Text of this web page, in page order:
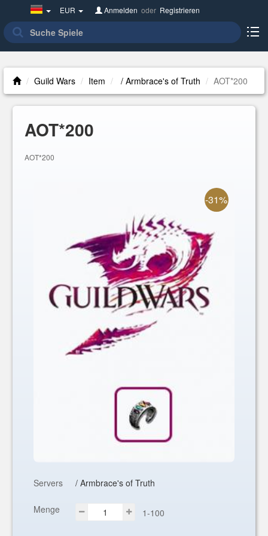
Germany(Deutsch)
EUR Anmelden oder Registrieren
Guild Wars Item / Armbrace's of Truth AOT*200
AOT*200
AOT*200
-31%
Servers / Armbrace's of Truth
Menge 1-100